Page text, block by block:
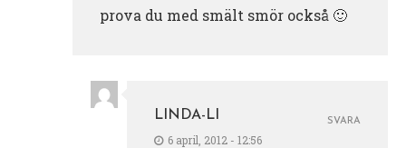
prova du med smält smör också 🙂
LINDA-LI
6 april, 2012 - 12:56
SVARA